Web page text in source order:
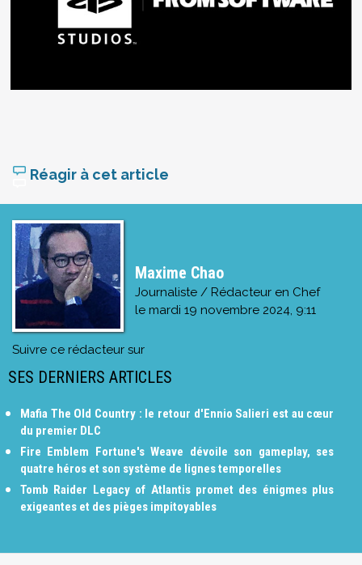
Réagir à cet article
Maxime Chao
Journaliste / Rédacteur en Chef
le mardi 19 novembre 2024, 9:11
Suivre ce rédacteur sur
SES DERNIERS ARTICLES
Mafia The Old Country : le retour d'Ennio Salieri est au cœur
du premier DLC
Fire Emblem Fortune's Weave dévoile son gameplay, ses
quatre héros et son système de lignes temporelles
Tomb Raider Legacy of Atlantis promet des énigmes plus
exigeantes et des pièges impitoyables